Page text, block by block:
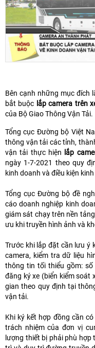
Bên cạnh những mục đích
bắt buộc lắp camera trên
của Bộ Giao Thông Vận Tải.
Tổng cục Đường bộ Việt
thông vận tải các tỉnh,
vận tải thực hiện lắp
ngày 1-7-2021 theo quy
kinh doanh và điều kiện
Tổng cục Đường bộ đề
cáo doanh nghiệp kinh
giám sát chạy trên nền
ưu khi truyền hình ảnh và
Trước khi lắp đặt cần lưu ý
camera, kiểm tra dữ liệu
thông tin tối thiểu gồm: số
đăng ký xe (biển kiểm soát
gian theo quy định tại
vận tải.
Khi ký kết hợp đồng cần
trách nhiệm của đơn vị
lượng thiết bị phải phù hợp